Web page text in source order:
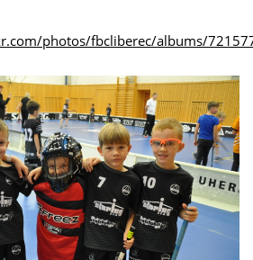
photos/fbcliberec/albums/